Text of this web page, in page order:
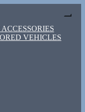
VEHICLES